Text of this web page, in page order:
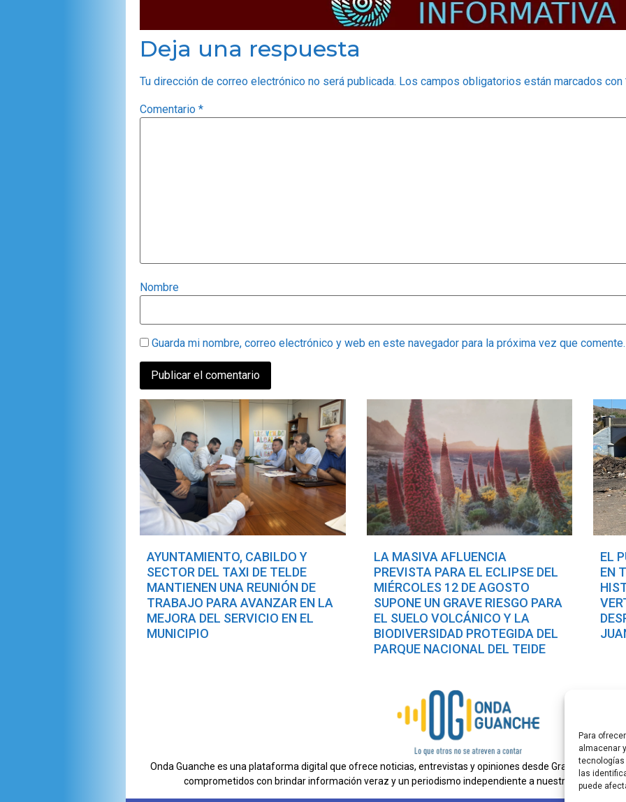
Para
almacenar
tecnologías
las
puede
Deja una respuesta
Tu dirección de correo electrónico no será publicada. Los campos obligatorios están marcados con
Comentario *
Nombre
Guarda mi nombre, correo electrónico y web en este navegador para la próxima vez que comente.
AYUNTAMIENTO, CABILDO Y
SECTOR DEL TAXI DE TELDE
MANTIENEN UNA REUNIÓN DE
TRABAJO PARA AVANZAR EN LA
MEJORA DEL SERVICIO EN EL
MUNICIPIO
LA MASIVA AFLUENCIA
PREVISTA PARA EL ECLIPSE DEL
MIÉRCOLES 12 DE AGOSTO
SUPONE UN GRAVE RIESGO PARA
EL SUELO VOLCÁNICO Y LA
BIODIVERSIDAD PROTEGIDA DEL
PARQUE NACIONAL DEL TEIDE
EL
EN
Onda Guanche es una plataforma digital que ofrece noticias, entrevistas y opiniones desde Gran Canaria.
comprometidos con brindar información veraz y un periodismo independiente a nuestra audiencia.